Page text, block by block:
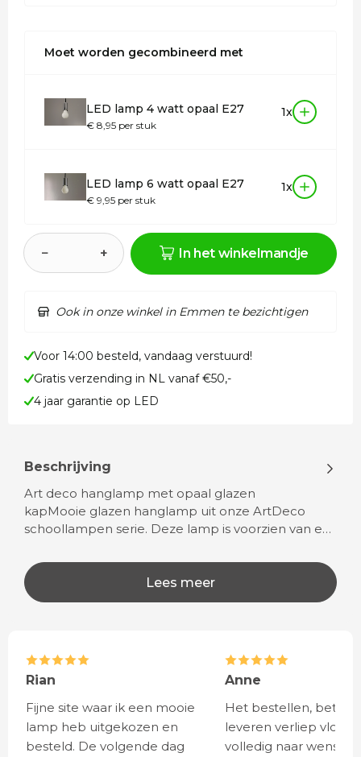
Moet worden gecombineerd met
LED lamp 4 watt opaal E27
€ 8,95 per stuk
1x
LED lamp 6 watt opaal E27
€ 9,95 per stuk
1x
− + In het winkelmandje
Ook in onze winkel in Emmen te bezichtigen
Voor 14:00 besteld, vandaag verstuurd!
Gratis verzending in NL vanaf €50,-
4 jaar garantie op LED
Beschrijving
Art deco hanglamp met opaal glazen
kapMooie glazen hanglamp uit onze ArtDeco
schoollampen serie. Deze lamp is voorzien van e…
Lees meer
Rian
Fijne site waar ik een mooie
lamp heb uitgekozen en
besteld. De volgende dag
Anne
Het bestellen,
leveren verliep vlot en
volledig naar wens.